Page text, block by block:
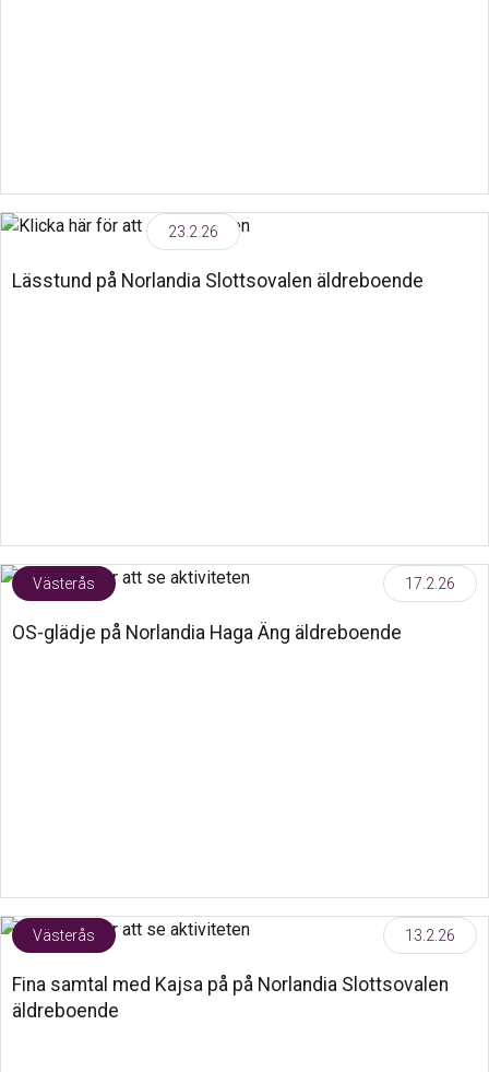
23.2.26
Lässtund på Norlandia Slottsovalen äldreboende
Västerås 17.2.26
OS-glädje på Norlandia Haga Äng äldreboende
Västerås 13.2.26
Fina samtal med Kajsa på på Norlandia Slottsovalen
äldreboende